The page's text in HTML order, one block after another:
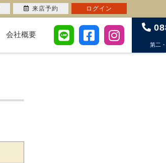
会社概要
第二
来店予約 ログイン